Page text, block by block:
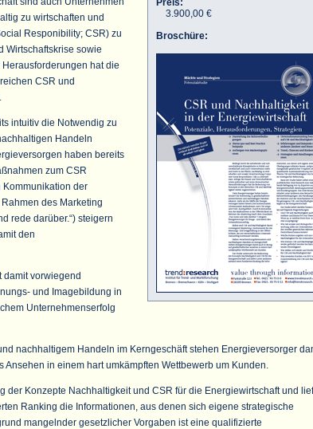
3.900,00 €
Broschüre:
zu wirtschaften und
Responibility; CSR) zu
Wirtschaftskrise sowie
hat die
CSR und
intuitiv die Notwendig zu
Handeln
haben bereits
zum CSR
Kommunikation der
des Marketing
rede darüber.“) steigern
den
damit vorwiegend
und Imagebildung in
Unternehmenserfolg
nachhaltigem Handeln im Kerngeschäft stehen Energieversorger
in einem hart umkämpften Wettbewerb um Kunden.
der Konzepte Nachhaltigkeit und CSR für die Energiewirtschaft und
Ranking die Informationen, aus denen sich eigene strategische
mangelnder gesetzlicher Vorgaben ist eine qualifizierte